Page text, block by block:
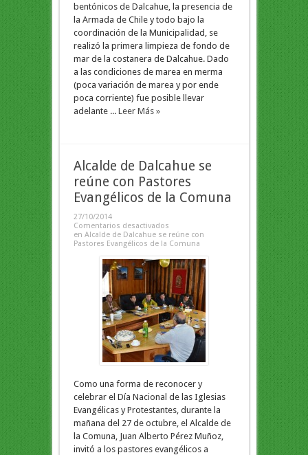
bentónicos de Dalcahue, la presencia de
la Armada de Chile y todo bajo la
coordinación de la Municipalidad, se
realizó la primera limpieza de fondo de
mar de la costanera de Dalcahue. Dado
a las condiciones de marea en merma
(poca variación de marea y por ende
poca corriente) fue posible llevar
adelante ... Leer Más »
Alcalde de Dalcahue se
reúne con Pastores
Evangélicos de la Comuna
27/10/2014
Comentarios desactivados
en Alcalde de Dalcahue se reúne con
Pastores Evangélicos de la Comuna
Como una forma de reconocer y
celebrar el Día Nacional de las Iglesias
Evangélicas y Protestantes, durante la
mañana del 27 de octubre, el Alcalde de
la Comuna, Juan Alberto Pérez Muñoz,
invitó a los pastores evangélicos a